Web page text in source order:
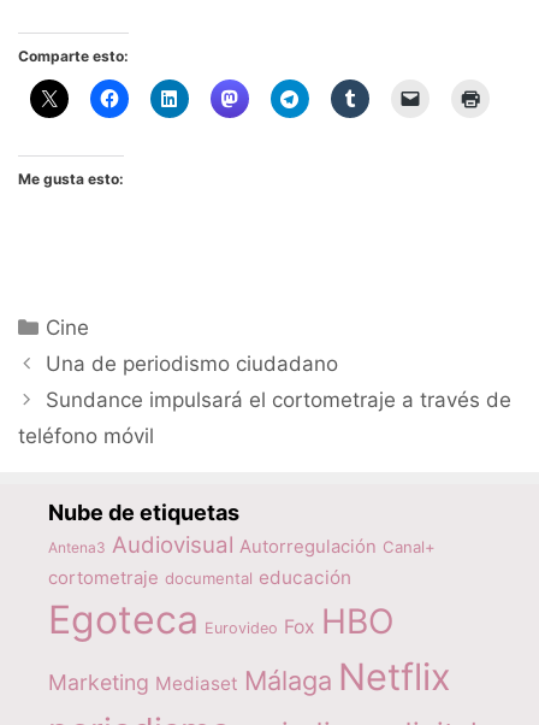
Comparte esto:
Me gusta esto:
Categorías
Cine
Una de periodismo ciudadano
Sundance impulsará el cortometraje a través de
teléfono móvil
Nube de etiquetas
Antena3 Audiovisual Autorregulación Canal+
cortometraje documental educación
Egoteca Eurovideo Fox HBO
Marketing Mediaset Málaga Netflix